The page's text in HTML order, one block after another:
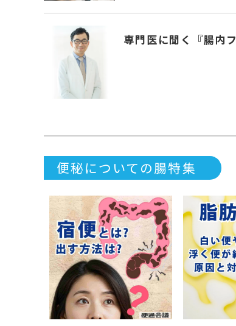
専門医に聞く『腸内
便秘についての腸特集